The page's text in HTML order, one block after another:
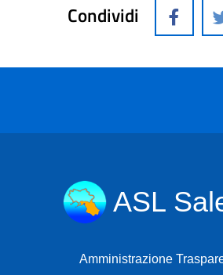
Condividi
ASL
Amministrazione